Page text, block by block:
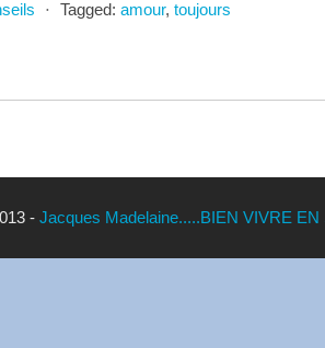
⋅ Tagged: amour, toujours
- Jacques Madelaine.....BIEN VIVRE EN